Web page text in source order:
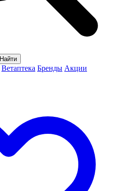
Найти
Ветаптека Бренды Акции